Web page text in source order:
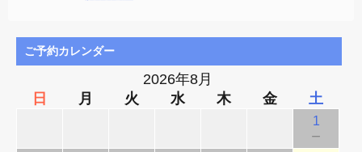
ご予約カレンダー
2026年8月
日
月 火 水 木 金 土
1
－